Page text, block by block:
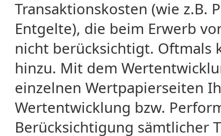
Transaktionskosten (wie z.B.
Entgelte), die beim Erwerb
nicht berücksichtigt. Oftmals
hinzu. Mit dem
einzelnen Wertpapierseiten
Wertentwicklung bzw.
Berücksichtigung sämtlicher